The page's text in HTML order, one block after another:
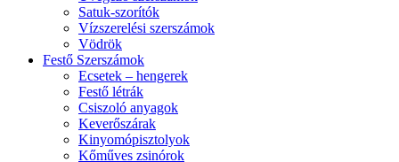
Satuk-szorítók
Vízszerelési szerszámok
Vödrök
Festő Szerszámok
Ecsetek – hengerek
Festő létrák
Csiszoló anyagok
Keverőszárak
Kinyomópisztolyok
Kőműves zsinórok